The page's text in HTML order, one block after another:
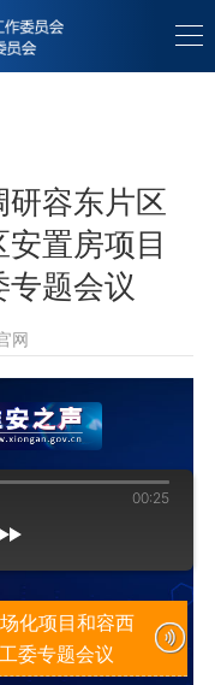
研容东片区
置房项目
专题会议
网
化项目和容西
委专题会议
00:25